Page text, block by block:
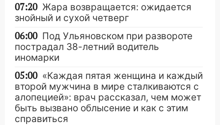
07:20 Жара возвращается: ожидается
знойный и сухой четверг
06:00 Под Ульяновском при развороте
пострадал 38-летний водитель
иномарки
05:00 «Каждая пятая женщина и каждый
второй мужчина в мире сталкиваются с
алопецией»: врач рассказал, чем может
быть вызвано облысение и как с этим
справиться